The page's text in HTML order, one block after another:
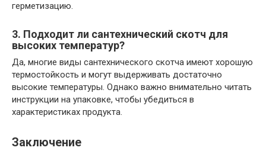
герметизацию.
3. Подходит ли сантехнический скотч для
высоких температур?
Да, многие виды сантехнического скотча имеют хорошую
термостойкость и могут выдерживать достаточно
высокие температуры. Однако важно внимательно читать
инструкции на упаковке, чтобы убедиться в
характеристиках продукта.
Заключение